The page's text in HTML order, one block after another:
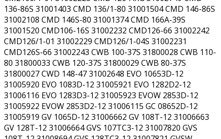
136-86S 31001403 CMD 136/1-80 31001504 CMD 146-86S
31002108 CMD 146S-80 31001374 CMD 166A-39S
31001520 CMD106-16S 31002232 CMD126-66 31002242
CMD126/1-01 31002229 CMD126/1-04S 31002231
CMD126S-66 31002243 CWB 100-37S 31800028 CWB 110-
80 31800033 CWB 120-37S 31800029 CWB 80-37S
31800027 CWD 148-47 31002648 EVO 10653D-12
31005920 EVO 1083D-12 31005921 EVO 1282D2-12
31006116 EVO 1283D3-12 31005923 EVOW 2853D-12
31005922 EVOW 2853D2-12 31006115 GC 08652D-12
31005919 GV 1065D-12 31006662 GV 108T-12 31006663
GV 128T-12 31006664 GVS 107TC3-12 31007820 GVS